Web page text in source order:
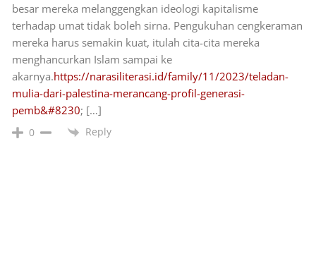
besar mereka melanggengkan ideologi kapitalisme
terhadap umat tidak boleh sirna. Pengukuhan cengkeraman
mereka harus semakin kuat, itulah cita-cita mereka
menghancurkan Islam sampai ke
akarnya.https://narasiliterasi.id/family/11/2023/teladan-
mulia-dari-palestina-merancang-profil-generasi-
pemb&#8230; […]
0 Reply